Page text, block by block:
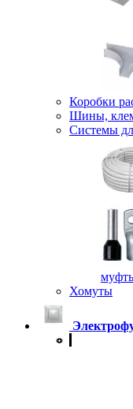
Коробки
Шины,
Системы
Хомуты